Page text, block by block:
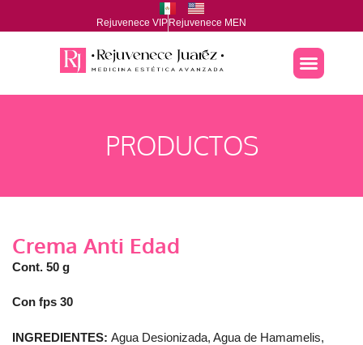
Rejuvenece VIPRejuvenece MEN
PRODUCTOS
Crema Anti Edad
Cont. 50 g
Con fps 30
INGREDIENTES: Agua Desionizada, Agua de Hamamelis,